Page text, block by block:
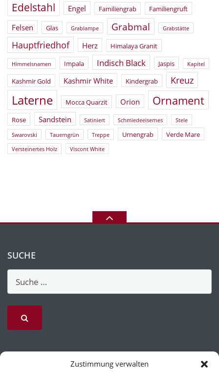
Zustimmung verwalten
Edelstahl Engel Familiengrab Familiengruft
Felsen Glas Grablampe Grabmal Grabstätte
Hauptfriedhof Herz Himalaya Granit
Himmelsnamen Impala Indisch Black Jaspis Kapitel
Kashmir Gold Kashmir White Kindergrab Kreuz
Laterne Mocca Quarzit Orion Ornament
Rose Sandstein Satiniert Schmiedeeisernes Stele
Swarovski Tauerngrün Treppe Urnengrab Verde Mare
Versteinertes Holz Viscont White
SUCHE